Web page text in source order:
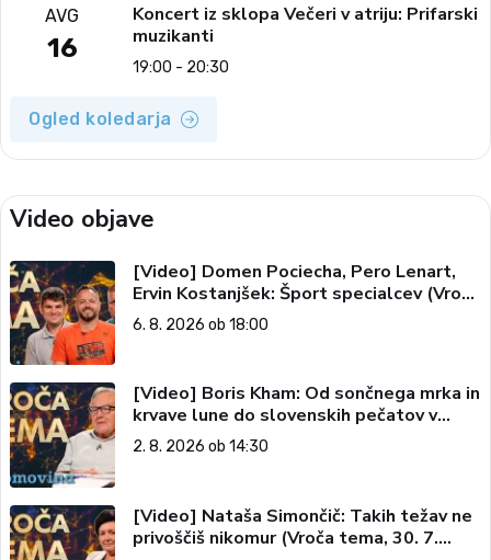
AVG
16
Koncert iz sklopa Večeri v atriju: Prifarski
muzikanti
19:00 - 20:30
Ogled koledarja
Video objave
[Video] Domen Pociecha, Pero Lenart,
Ervin Kostanjšek: Šport specialcev (Vroča
tema, 6. 8. 2026)
6. 8. 2026 ob 18:00
[Video] Boris Kham: Od sončnega mrka in
krvave lune do slovenskih pečatov v
vesolju (Vroča tema, 2. 8. 2026)
2. 8. 2026 ob 14:30
[Video] Nataša Simončič: Takih težav ne
privoščiš nikomur (Vroča tema, 30. 7.